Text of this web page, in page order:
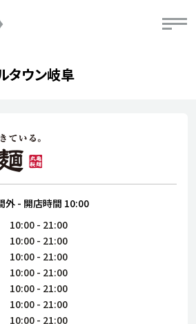
中長期経営計画
デジタルトランス
フォーメーション戦略
DXビジョン2028
粟田社長が語る
トリドールのサステナビリティ
ステークホルダーとの
タウン岐阜
外 - 開店時間 10:00
10:00 - 21:00
10:00 - 21:00
10:00 - 21:00
10:00 - 21:00
10:00 - 21:00
10:00 - 21:00
10:00 - 21:00